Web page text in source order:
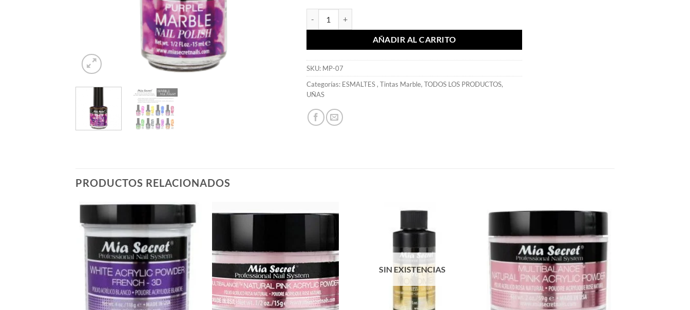
AÑADIR AL CARRITO
SKU: MP-07
Categorías: ESMALTES, Tintas Marble, TODOS LOS PRODUCTOS,
UÑAS
PRODUCTOS RELACIONADOS
Añadir
a la
lista de
deseos
deseos
SIN EXISTENCIAS
Añadir
a la
lista de